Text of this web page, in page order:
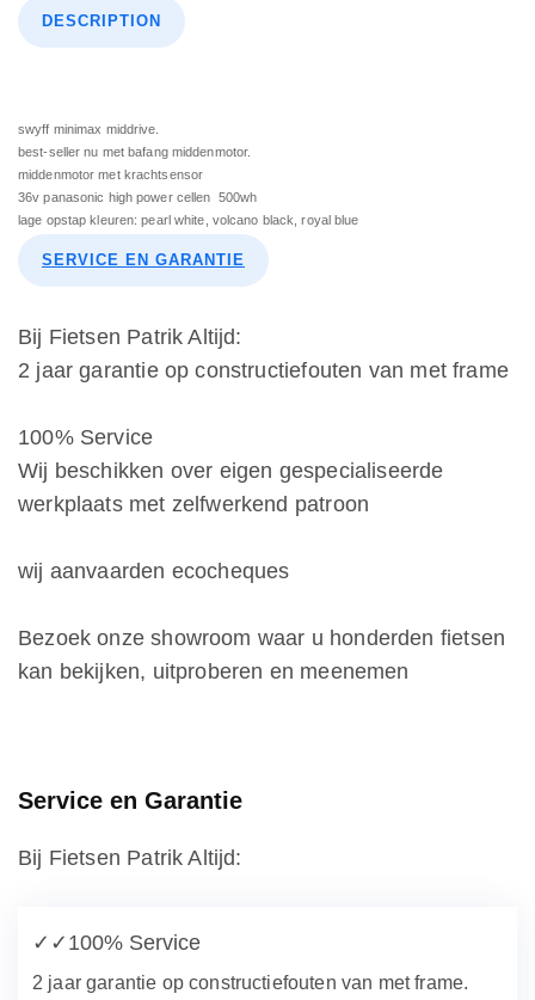
DESCRIPTION
swyff minimax middrive.
best-seller nu met bafang middenmotor.
middenmotor met krachtsensor
36v panasonic high power cellen 500wh
lage opstap kleuren: pearl white, volcano black, royal blue
SERVICE EN GARANTIE
Bij Fietsen Patrik Altijd:
2 jaar garantie op constructiefouten van met frame
100% Service
Wij beschikken over eigen gespecialiseerde
werkplaats met zelfwerkend patroon
wij aanvaarden ecocheques
Bezoek onze showroom waar u honderden fietsen
kan bekijken, uitproberen en meenemen
Service en Garantie
Bij Fietsen Patrik Altijd:
✓✓ 100% Service
2 jaar garantie op constructiefouten van met frame.